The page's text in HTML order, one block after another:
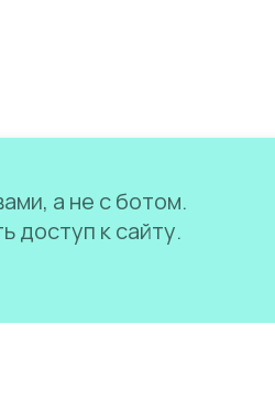
а не с ботом.
доступ к сайту.